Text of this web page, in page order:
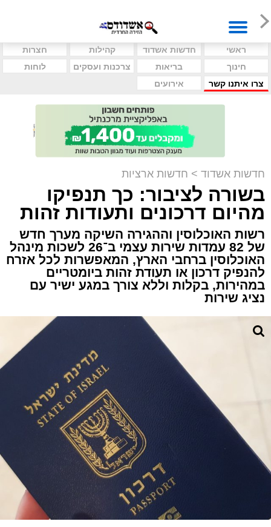
ראשי חדשות אשדוד קהילות
חצרות
חינוך
בריאות צרכנות ועסקים
לוחות
צרו איתנו קשר
אירועים
חדשות אשדוד > חדשות ארציות
בשורה לציבור: כך תנפיקו
מהיום דרכונים ותעודות זהות
רשות האוכלוסין וההגירה השיקה מערך חדש
של 82 עמדות שירות עצמי ב־26 לשכות מינהל
האוכלוסין ברחבי הארץ, המאפשרות לכל אזרח
להנפיק דרכון או תעודת זהות ביומטריים
במהירות, בקלות וללא צורך במגע ישיר עם
נציג שירות